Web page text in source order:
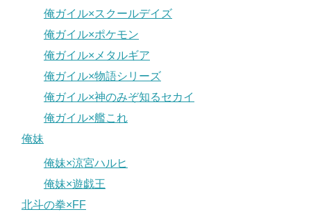
俺ガイル×スクールデイズ
俺ガイル×ポケモン
俺ガイル×メタルギア
俺ガイル×物語シリーズ
俺ガイル×神のみぞ知るセカイ
俺ガイル×艦これ
俺妹
俺妹×涼宮ハルヒ
俺妹×遊戯王
北斗の拳×FF